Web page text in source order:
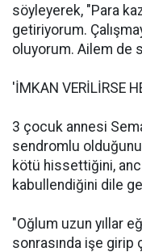
söyleyerek, "Para
getiriyorum.
oluyorum. Ailem de
'İMKAN VERİLİRSE
3 çocuk annesi
sendromlu
kötü hissettiğini,
kabullendiğini dile
"Oğlum uzun yıllar
sonrasında işe girip